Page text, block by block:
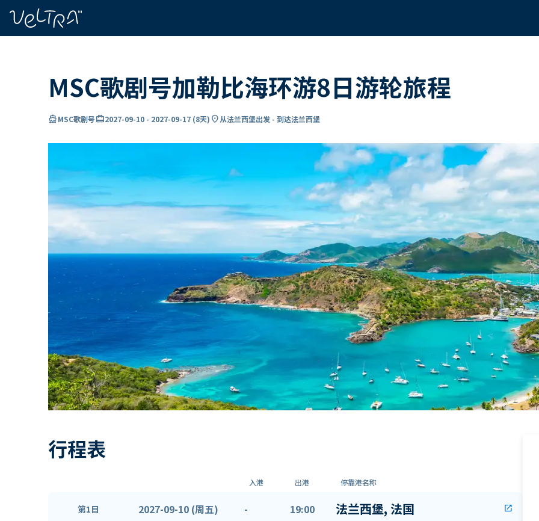
MSC歌剧号加勒比海环游8日游轮旅程
directions_boatMSC歌剧号card_travel2027-09-10 - 2027-09-17 (8天) location_on从法兰西堡出发 - 到达法兰西堡
行程表
入港 出港 停靠港名称
第1日 2027-09-10 (周五) - 19:00 法兰西堡, 法国 open_in_new